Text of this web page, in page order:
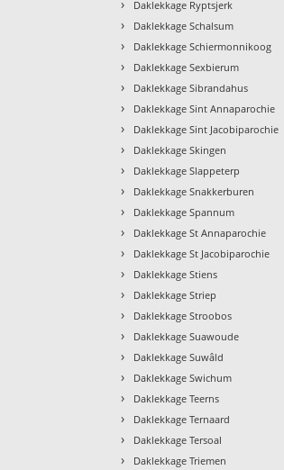
› Daklekkage Ryptsjerk
› Daklekkage Schalsum
› Daklekkage Schiermonnikoog
› Daklekkage Sexbierum
› Daklekkage Sibrandahus
› Daklekkage Sint Annaparochie
› Daklekkage Sint Jacobiparochie
› Daklekkage Skingen
› Daklekkage Slappeterp
› Daklekkage Snakkerburen
› Daklekkage Spannum
› Daklekkage St Annaparochie
› Daklekkage St Jacobiparochie
› Daklekkage Stiens
› Daklekkage Striep
› Daklekkage Stroobos
› Daklekkage Suawoude
› Daklekkage Suwâld
› Daklekkage Swichum
› Daklekkage Teerns
› Daklekkage Ternaard
› Daklekkage Tersoal
› Daklekkage Triemen